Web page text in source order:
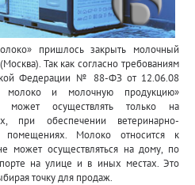
пришлось закрыть молочный
Так как согласно требованиям
Федерации № 88-ФЗ от 12.06.08
молоко и молочную продукцию»
может осуществлять только на
при обеспечении ветеринарно-
Молоко относится к
может осуществляться на дому, по
на улице и в иных местах. Это
точку для продаж.